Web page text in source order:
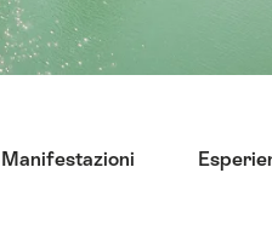
Manifestazioni